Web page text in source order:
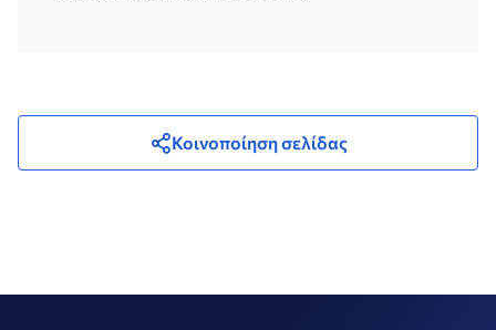
Κοινοποίηση σελίδας